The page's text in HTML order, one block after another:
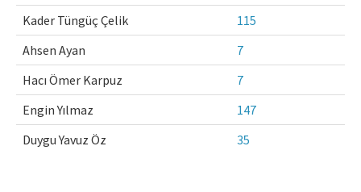
Yazarlar İçin
Etik İlkeler
İletişim
Makale Gönder
Kader Tüngüç Çelik
115
Ahsen Ayan
7
Hacı Ömer Karpuz
7
Engin Yılmaz
147
Duygu Yavuz Öz
35